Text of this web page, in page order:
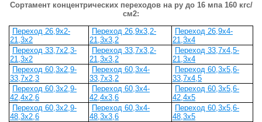
Сортамент концентрических переходов на ру до 16 мпа 160 кгс/
см2:
Переход 26,9x2-
21,3x2
Переход 26,9x3,2-
21,3x3,2
Переход 26,9x4-
21,3x4
Переход 33,7x2,3-
21,3x2
Переход 33,7x3,2-
21,3x3,2
Переход 33,7x4,5-
21,3x4
Переход 60,3x2,9-
33,7x2,3
Переход 60,3x4-
33,7x3,2
Переход 60,3x5,6-
33,7x4,5
Переход 60,3x2,9-
42,4x2,6
Переход 60,3x4-
42,4x3,6
Переход 60,3x5,6-
42,4x5
Переход 60,3x2,9-
48,3x2,6
Переход 60,3x4-
48,3x3,6
Переход 60,3x5,6-
48,3x5